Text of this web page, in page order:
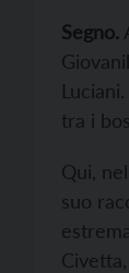
Segno.
tra i
Qui,
suo